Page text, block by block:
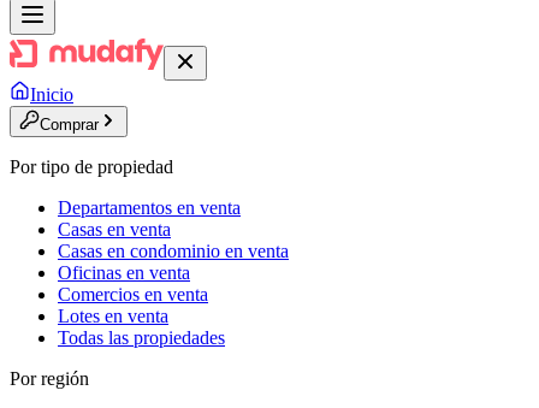
Inicio
Comprar
Por tipo de propiedad
Departamentos en venta
Casas en venta
Casas en condominio en venta
Oficinas en venta
Comercios en venta
Lotes en venta
Todas las propiedades
Por región